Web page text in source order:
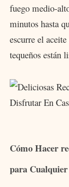
fuego medio-
minutos hasta
escurre el
tequeños están
Cómo Hacer
para